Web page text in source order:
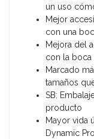
un uso
Mejor
con una
Mejora del
con la boca
Marcado
tamaños
SB:
producto
Mayor vida
Dynamic